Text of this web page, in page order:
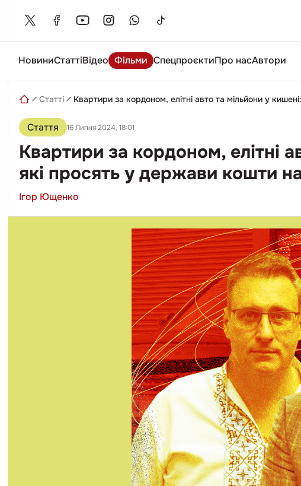
content
НовиниСтаттіВідео Фільми СпецпроєктиПро насАвтори
Введіть
Статті Квартири за кордоном, елітні авто та мільйони у
Стаття 16 Липня 2024, 18:01
Квартири за кордоном, елітні
які просять у держави кошти
Ігор Ющенко